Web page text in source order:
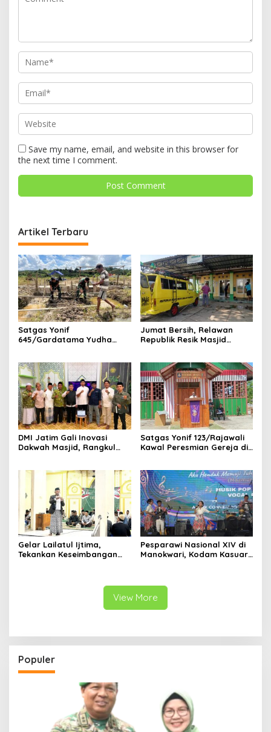
Save my name, email, and website in this browser for
the next time I comment.
Artikel Terbaru
Satgas Yonif
645/Gardatama Yudha
Jumat Bersih, Relawan
Republik Resik Masjid
DMI Jatim Gali Inovasi
Dakwah Masjid, Rangkul
Satgas Yonif 123/Rajawali
Kawal Peresmian Gereja di
Papua Selatan
Gelar Lailatul Ijtima,
Tekankan Keseimbangan
Pesparawi Nasional XIV di
Manokwari, Kodam Kasuari
View More
Populer